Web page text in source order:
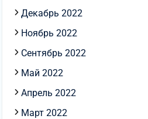
Декабрь 2022
Ноябрь 2022
Сентябрь 2022
Май 2022
Апрель 2022
Март 2022